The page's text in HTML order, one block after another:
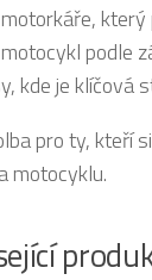
podle
kde je klíčová
pro ty, kteří
motocyklu.